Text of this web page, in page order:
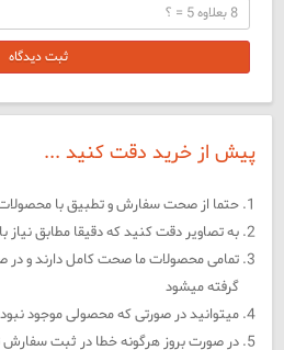
ثبت دیدگاه
پیش از خرید دقت کنید ...
حتما از صحت سفارش و تطبیق با محصولات
به تصاویر دقت کنید که دقیقا مطابق نیاز
تمامی محصولات ما صحت کامل دارند و در
گرفته میشود
میتوانید در صورتی که محصولی موجود
در صورت بروز هرگونه خطا در ثبت سفارش